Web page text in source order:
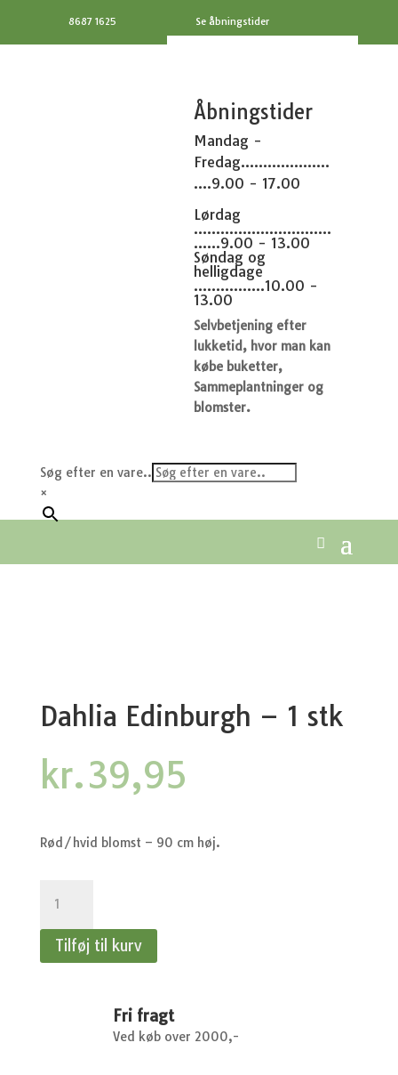
8687 1625 Se åbningstider
Åbningstider
Mandag -
Fredag....................
....9.00 - 17.00
Lørdag
...............................
......9.00 - 13.00
Søndag og
helligdage
................10.00 -
13.00
Selvbetjening efter
lukketid, hvor man kan
købe buketter,
Sammeplantninger og
blomster.
Søg efter en vare..
×
Dahlia Edinburgh – 1 stk
kr.39,95
Rød/hvid blomst – 90 cm høj.
Edinburgh
-
Tilføj til kurv
Fri fragt
Ved køb over 2000,-